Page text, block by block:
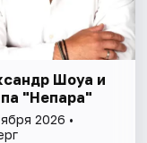
Шоуа и
"Непара"
2026 •